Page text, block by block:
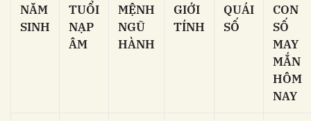
NĂM
SINH
TUỔI
NẠP
ÂM
MỆNH
NGŨ
HÀNH
GIỚI
TÍNH
QUÁI
SỐ
CON
SỐ
MAY
MẮN
HÔM
NAY